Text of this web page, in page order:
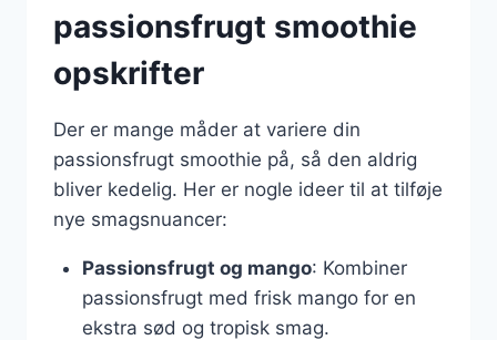
passionsfrugt smoothie
opskrifter
Der er mange måder at variere din
passionsfrugt smoothie på, så den aldrig
bliver kedelig. Her er nogle ideer til at tilføje
nye smagsnuancer:
Passionsfrugt og mango: Kombiner
passionsfrugt med frisk mango for en
ekstra sød og tropisk smag.